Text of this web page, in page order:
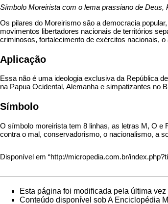
Símbolo Moreirista com o lema prassiano de Deus,
Os pilares do Moreirismo são a democracia
movimentos libertadores nacionais de territórios
criminosos, fortalecimento de exércitos nacionais,
Aplicação
Essa não é uma ideologia exclusiva da República
na Papua Ocidental, Alemanhae simpatizantes no
Símbolo
O símbolo moreirista tem 8 linhas, as letras M, O e
contra o mal, conservadorismo, o nacionalismo, a
Disponível em “http://micropedia.com.br/
Esta página foi modificada pela última
Conteúdo disponível sobA Enciclopédia